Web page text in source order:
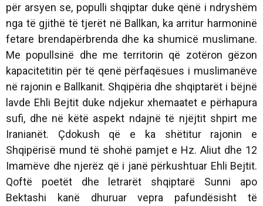
për arsyen se, populli shqiptar duke qënë i ndryshëm
nga të gjithë të tjerët në Ballkan, ka arritur harmoninë
fetare brendapërbrenda dhe ka shumicë muslimane.
Me popullsinë dhe me territorin që zotëron gëzon
kapacitetitin për të qenë përfaqësues i muslimanëve
në rajonin e Ballkanit. Shqipëria dhe shqiptarët i bëjnë
lavde Ehli Bejtit duke ndjekur xhemaatet e përhapura
sufi, dhe në këtë aspekt ndajnë të njëjtit shpirt me
Iranianët. Çdokush që e ka shëtitur rajonin e
Shqipërisë mund të shohë pamjet e Hz. Aliut dhe 12
Imamëve dhe njerëz që i janë përkushtuar Ehli Bejtit.
Qoftë poetët dhe letrarët shqiptarë Sunni apo
Bektashi kanë dhuruar vepra pafundësisht të